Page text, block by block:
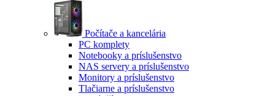
Počítače a kancelária
PC komplety
Notebooky a príslušenstvo
NAS servery a príslušenstvo
Monitory a príslušenstvo
Tlačiarne a príslušenstvo